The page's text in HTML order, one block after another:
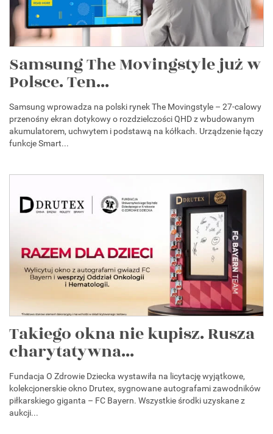
Samsung The Movingstyle już w
Polsce. Ten...
Samsung wprowadza na polski rynek The Movingstyle – 27-calowy
przenośny ekran dotykowy o rozdzielczości QHD z wbudowanym
akumulatorem, uchwytem i podstawą na kółkach. Urządzenie łączy
funkcje Smart...
Takiego okna nie kupisz. Rusza
charytatywna...
Fundacja O Zdrowie Dziecka wystawiła na licytację wyjątkowe,
kolekcjonerskie okno Drutex, sygnowane autografami zawodników
piłkarskiego giganta – FC Bayern. Wszystkie środki uzyskane z
aukcji...